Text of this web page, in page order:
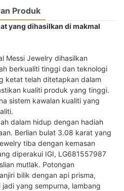
Produk
yang dihasilkan di makmal
Messi Jewelry dihasilkan
berkualiti tinggi dan teknologi
ketat telah ditetapkan dalam
kualiti produk yang tinggi.
sistem kawalan kualiti yang
dalam hidup dengan hadiah
Berlian bulat 3.08 karat yang
tiba dengan kemasan
diperakui IGI, LG681557987
mutlak. Potongan
bilik dengan api prisma,
yang sempurna, lambang